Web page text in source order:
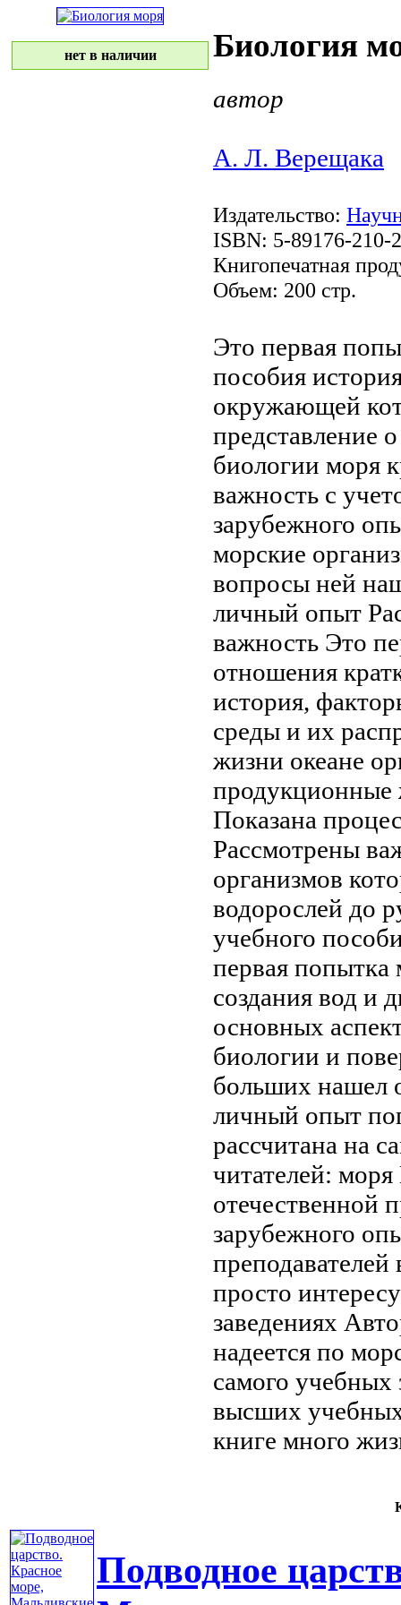
нет в наличии Биология
автор
А. Л. Верещака
Издательство:
ISBN: 5-89176-210-2
Книгопечатная
Объем: 200 стр.
Это первая
пособия
окружающей
представление
биологии моря
важность с
зарубежного
морские
вопросы ней
личный опыт
важность Это
отношения
история,
среды и их
жизни океане
продукционные
Показана
Рассмотрены
организмов
водорослей до
учебного
первая попытка
создания вод и
основных
биологии и
больших нашел
личный опыт
рассчитана на
читателей: моря
отечественной
зарубежного
просто
заведениях
надеется по
самого учебных
высших
книге много
Подводное